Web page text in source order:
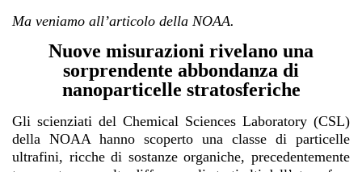
Ma veniamo all’articolo della NOAA.
Nuove misurazioni rivelano una
sorprendente abbondanza di
nanoparticelle stratosferiche
Gli scienziati del Chemical Sciences Laboratory (CSL)
della NOAA hanno scoperto una classe di particelle
ultrafini, ricche di sostanze organiche, precedentemente